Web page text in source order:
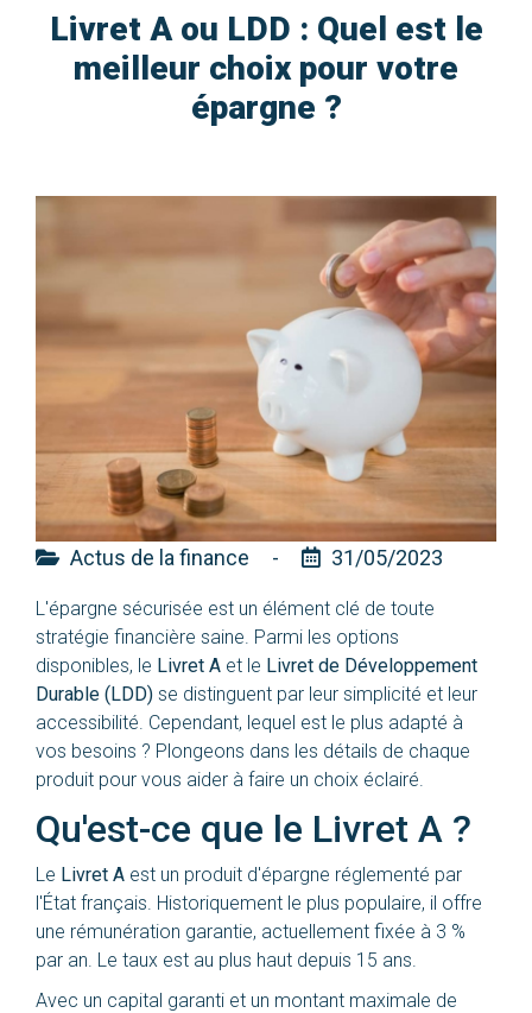
Livret A ou LDD : Quel est le
meilleur choix pour votre
épargne ?
Actus de la finance - 31/05/2023
L'épargne sécurisée est un élément clé de toute
stratégie financière saine. Parmi les options
disponibles, le Livret A et le Livret de Développement
Durable (LDD) se distinguent par leur simplicité et leur
accessibilité. Cependant, lequel est le plus adapté à
vos besoins ? Plongeons dans les détails de chaque
produit pour vous aider à faire un choix éclairé.
Qu'est-ce que le Livret A ?
Le Livret A est un produit d'épargne réglementé par
l'État français. Historiquement le plus populaire, il offre
une rémunération garantie, actuellement fixée à 3 %
par an. Le taux est au plus haut depuis 15 ans.
Avec un capital garanti et un montant maximale de